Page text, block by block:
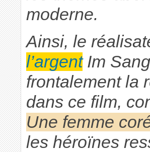
moderne.
Ainsi, le
l’argentIm
frontalement la
dans ce film,
Une femme
les héroïnes